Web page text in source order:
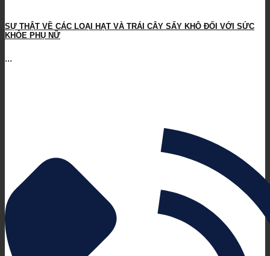
SỰ THẬT VỀ CÁC LOẠI HẠT VÀ TRÁI CÂY SẤY KHÔ ĐỐI VỚI SỨC
KHỎE PHỤ NỮ
...